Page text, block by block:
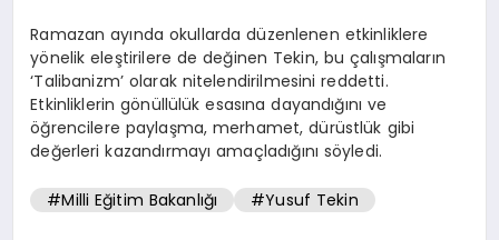
Ramazan ayında okullarda düzenlenen etkinliklere
yönelik eleştirilere de değinen Tekin, bu çalışmaların
‘Talibanizm’ olarak nitelendirilmesini reddetti.
Etkinliklerin gönüllülük esasına dayandığını ve
öğrencilere paylaşma, merhamet, dürüstlük gibi
değerleri kazandırmayı amaçladığını söyledi.
#Milli Eğitim Bakanlığı #Yusuf Tekin